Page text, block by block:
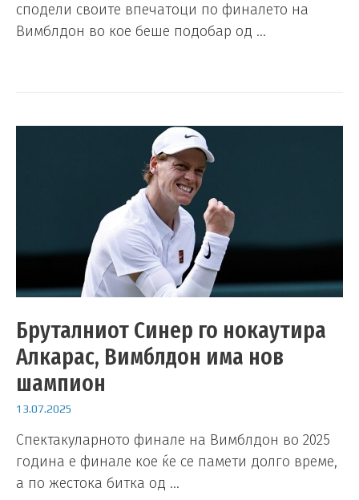
сподели своите впечатоци по финалето на
Вимблдон во кое беше подобар од …
Бруталниот Синер го нокаутира
Алкарас, Вимблдон има нов
шампион
13.07.2025
Спектакуларното финале на Вимблдон во 2025
година е финале кое ќе се памети долго време,
а по жестока битка од …